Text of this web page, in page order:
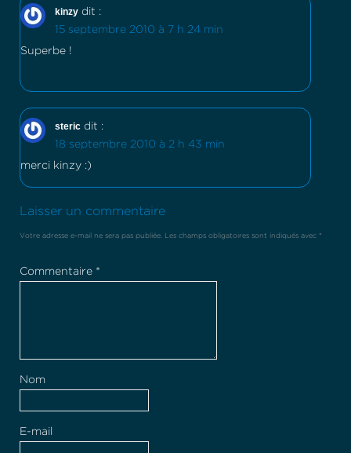
kinzy dit :
15 septembre 2010 à 7 h 24 min
Superbe !
steric dit :
18 septembre 2010 à 2 h 43 min
merci kinzy :)
Laisser un commentaire
Votre adresse e-mail ne sera pas publiée. Les champs obligatoires sont indiqués avec *
Commentaire *
Nom
E-mail